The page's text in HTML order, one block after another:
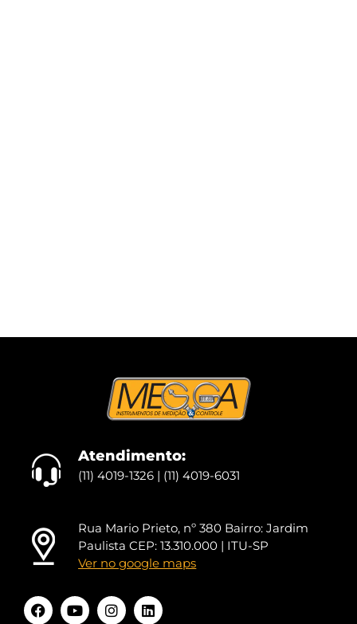
Atendimento:
(11) 4019-1326 | (11) 4019-6031
Rua Mario Prieto, nº 380 Bairro: Jardim
Paulista CEP: 13.310.000 | ITU-SP
Ver no google maps